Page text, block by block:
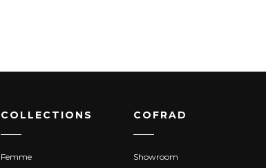
COLLECTIONS
Femme
COFRAD
Showroom